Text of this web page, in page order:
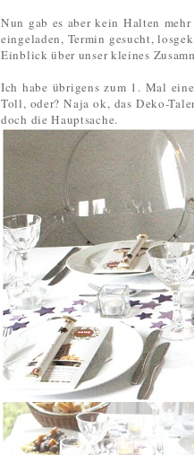
Nun gab es aber kein Halten
eingeladen, Termin gesucht,
Einblick über unser kleines
Ich habe übrigens zum 1. Mal
Toll, oder? Naja ok, das Deko-
doch die Hauptsache.